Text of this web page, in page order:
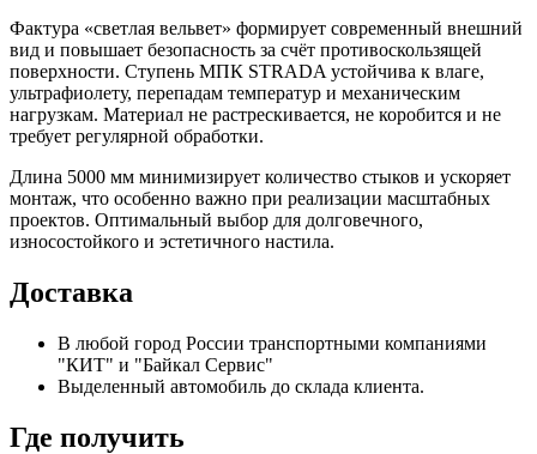
Фактура «светлая вельвет» формирует современный внешний
вид и повышает безопасность за счёт противоскользящей
поверхности. Ступень МПК STRADA устойчива к влаге,
ультрафиолету, перепадам температур и механическим
нагрузкам. Материал не растрескивается, не коробится и не
требует регулярной обработки.
Длина 5000 мм минимизирует количество стыков и ускоряет
монтаж, что особенно важно при реализации масштабных
проектов. Оптимальный выбор для долговечного,
износостойкого и эстетичного настила.
Доставка
В любой город России транспортными компаниями
"КИТ" и "Байкал Сервис"
Выделенный автомобиль до склада клиента.
Где получить